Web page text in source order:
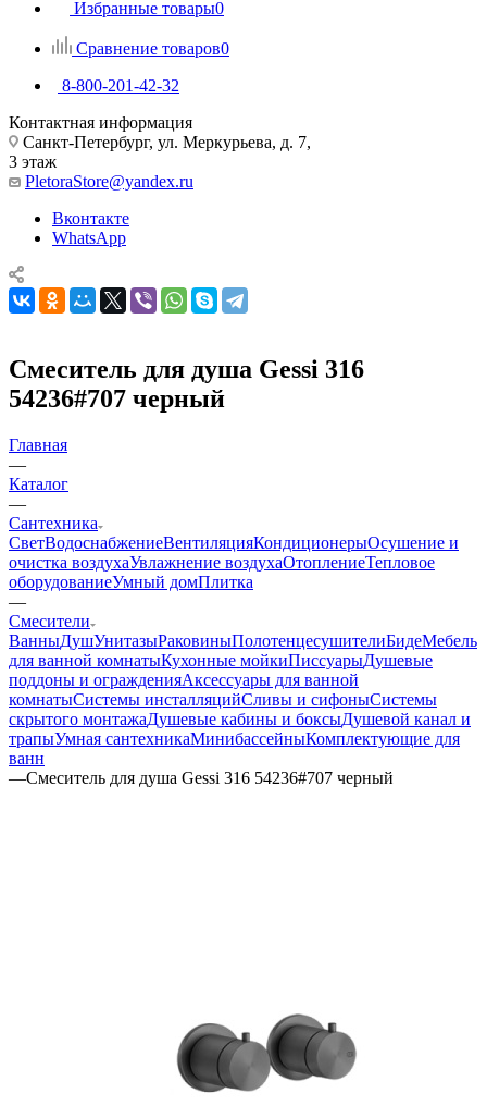
Избранные товары0
Сравнение товаров0
8-800-201-42-32
Контактная информация
Санкт-Петербург, ул. Меркурьева, д. 7,
3 этаж
PletoraStore@yandex.ru
Вконтакте
WhatsApp
Смеситель для душа Gessi 316
54236#707 черный
Главная
—
Каталог
—
Сантехника
СветВодоснабжениеВентиляцияКондиционерыОсушение и
очистка воздухаУвлажнение воздухаОтоплениеТепловое
оборудованиеУмный домПлитка
—
Смесители
ВанныДушУнитазыРаковиныПолотенцесушителиБидеМебель
для ванной комнатыКухонные мойкиПиссуарыДушевые
поддоны и огражденияАксессуары для ванной
комнатыСистемы инсталляцийСливы и сифоныСистемы
скрытого монтажаДушевые кабины и боксыДушевой канал и
трапыУмная сантехникаМинибассейныКомплектующие для
ванн
—Смеситель для душа Gessi 316 54236#707 черный